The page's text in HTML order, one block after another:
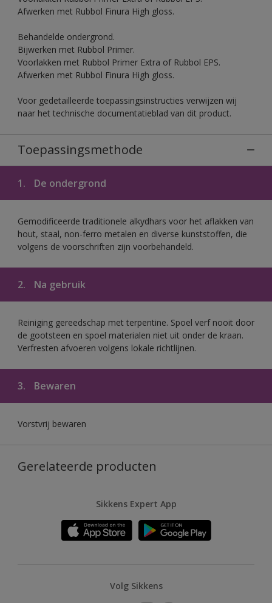
Afwerken met Rubbol Finura High gloss.
Behandelde ondergrond.
Bijwerken met Rubbol Primer.
Voorlakken met Rubbol Primer Extra of Rubbol EPS.
Afwerken met Rubbol Finura High gloss.
Voor gedetailleerde toepassingsinstructies verwijzen wij
naar het technische documentatieblad van dit product.
Toepassingsmethode
1. De ondergrond
Gemodificeerde traditionele alkydhars voor het aflakken van
hout, staal, non-ferro metalen en diverse kunststoffen, die
volgens de voorschriften zijn voorbehandeld.
2. Na gebruik
Reiniging gereedschap met terpentine. Spoel verf nooit door
de gootsteen en spoel materialen niet uit onder de kraan.
Verfresten afvoeren volgens lokale richtlijnen.
3. Bewaren
Vorstvrij bewaren
Gerelateerde producten
Sikkens Expert App
Volg Sikkens